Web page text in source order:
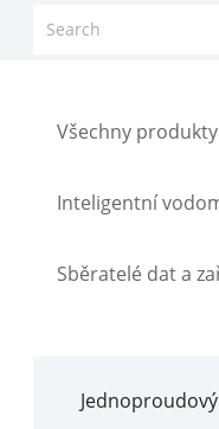
Všechny produkty
Inteligentní
Sběratelé dat a